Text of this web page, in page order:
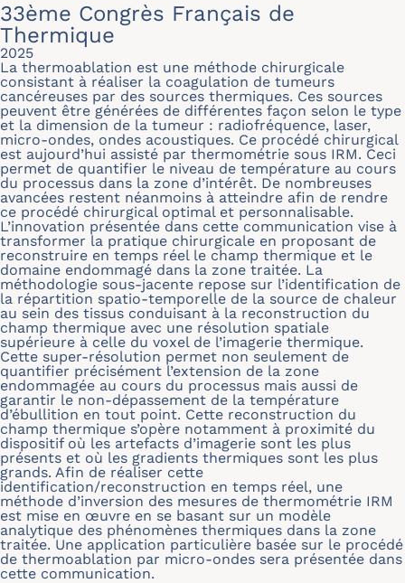
33ème Congrès Français de
Thermique
2025
La thermoablation est une méthode chirurgicale
consistant à réaliser la coagulation de tumeurs
cancéreuses par des sources thermiques. Ces sources
peuvent être générées de différentes façon selon le type
et la dimension de la tumeur : radiofréquence, laser,
micro-ondes, ondes acoustiques. Ce procédé chirurgical
est aujourd’hui assisté par thermométrie sous IRM. Ceci
permet de quantifier le niveau de température au cours
du processus dans la zone d’intérêt. De nombreuses
avancées restent néanmoins à atteindre afin de rendre
ce procédé chirurgical optimal et personnalisable.
L’innovation présentée dans cette communication vise à
transformer la pratique chirurgicale en proposant de
reconstruire en temps réel le champ thermique et le
domaine endommagé dans la zone traitée. La
méthodologie sous-jacente repose sur l’identification de
la répartition spatio-temporelle de la source de chaleur
au sein des tissus conduisant à la reconstruction du
champ thermique avec une résolution spatiale
supérieure à celle du voxel de l’imagerie thermique.
Cette super-résolution permet non seulement de
quantifier précisément l’extension de la zone
endommagée au cours du processus mais aussi de
garantir le non-dépassement de la température
d’ébullition en tout point. Cette reconstruction du
champ thermique s’opère notamment à proximité du
dispositif où les artefacts d’imagerie sont les plus
présents et où les gradients thermiques sont les plus
grands. Afin de réaliser cette
identification/reconstruction en temps réel, une
méthode d’inversion des mesures de thermométrie IRM
est mise en œuvre en se basant sur un modèle
analytique des phénomènes thermiques dans la zone
traitée. Une application particulière basée sur le procédé
de thermoablation par micro-ondes sera présentée dans
cette communication.